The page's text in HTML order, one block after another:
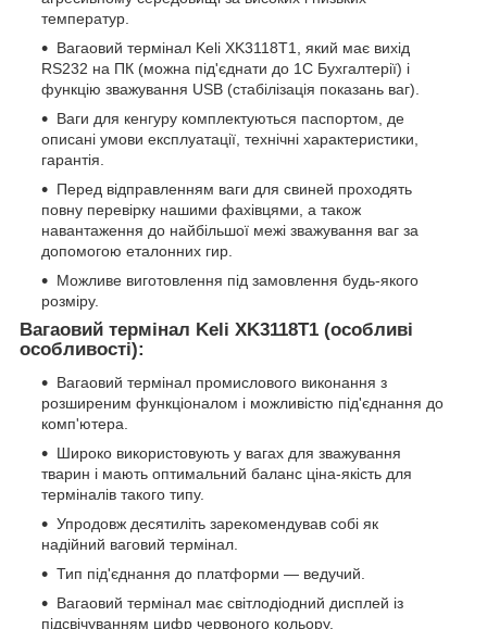
температур.
Вагаовий термінал Keli XK3118T1, який має вихід
RS232 на ПК (можна під'єднати до 1С Бухгалтерії) і
функцію зважування USB (стабілізація показань ваг).
Ваги для кенгуру комплектуються паспортом, де
описані умови експлуатації, технічні характеристики,
гарантія.
Перед відправленням ваги для свиней проходять
повну перевірку нашими фахівцями, а також
навантаження до найбільшої межі зважування ваг за
допомогою еталонних гир.
Можливе виготовлення під замовлення будь-якого
розміру.
Вагаовий термінал Keli XK3118T1 (особливі
особливості):
Вагаовий термінал промислового виконання з
розширеним функціоналом і можливістю під'єднання до
комп'ютера.
Широко використовують у вагах для зважування
тварин і мають оптимальний баланс ціна-якість для
терміналів такого типу.
Упродовж десятиліть зарекомендував собі як
надійний ваговий термінал.
Тип під'єднання до платформи — ведучий.
Вагаовий термінал має світлодіодний дисплей із
підсвічуванням цифр червоного кольору.